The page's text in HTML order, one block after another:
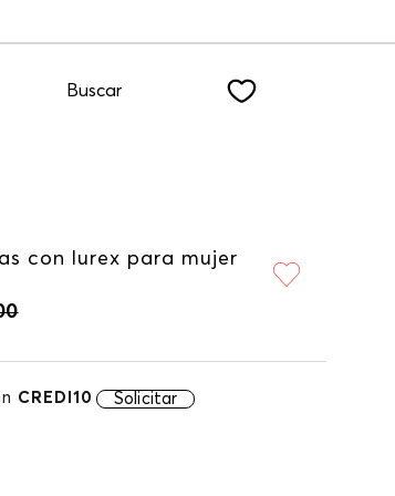
Buscar
con lurex para mujer
CREDI10 Solicitar